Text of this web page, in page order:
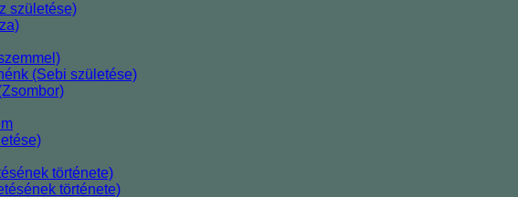
születése)
(Sebi születése)
története)
története)